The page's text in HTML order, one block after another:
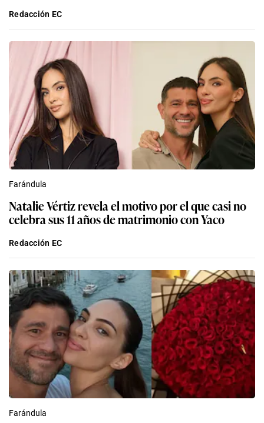
Redacción EC
Farándula
Natalie Vértiz revela el motivo por el que casi no
celebra sus 11 años de matrimonio con Yaco
Redacción EC
Farándula